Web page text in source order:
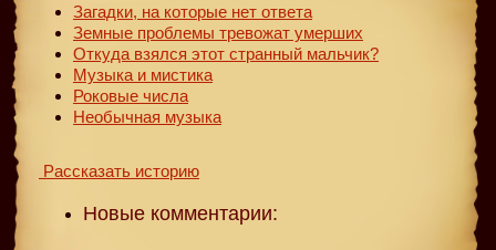
Загадки, на которые нет ответа
Земные проблемы тревожат умерших
Откуда взялся этот странный мальчик?
Музыка и мистика
Роковые числа
Необычная музыка
Рассказать историю
Новые комментарии: